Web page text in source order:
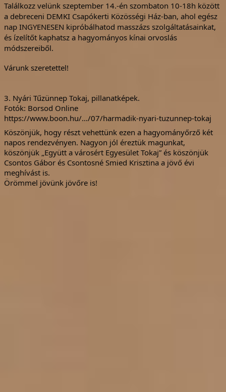
Találkozz velünk szeptember 14.-én szombaton 10-18h között
a debreceni DEMKI Csapókerti Közösségi Ház-ban, ahol egész
nap INGYENESEN kipróbálhatod masszázs szolgáltatásainkat,
és ízelítőt kaphatsz a hagyományos kínai orvoslás
módszereiből.
Várunk szeretettel!
3. Nyári Tűzünnep Tokaj, pillanatképek.
Fotók: Borsod Online
https://www.boon.hu/…/07/harmadik-nyari-tuzunnep-tokaj
Köszönjük, hogy részt vehettünk ezen a hagyományőrző két
napos rendezvényen. Nagyon jól éreztük magunkat,
köszönjük „ Együtt a városért Egyesület Tokaj” és köszönjük
Csontos Gábor és Csontosné Smied Krisztina a jövő évi
meghívást is.
Örömmel jövünk jövőre is!